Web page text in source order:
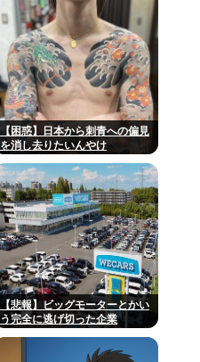
【困惑】日本から刺青への偏見
を消し去りたいんやけ
【悲報】ビッグモーターとかい
う完全に逃げ切った企業